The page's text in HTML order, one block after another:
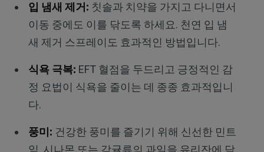
입 냄새 제거: 칫솔과 치약을 가지고 다니면서
이동 중에도 이를 닦도록 하세요. 천연 입 냄
새 제거 스프레이도 효과적인 방법입니다.
식욕 극복: EFT 혈점을 두드리고 긍정적인 감
정 요법이 식욕을 줄이는 데 종종 효과적입니
다.
풍미: 건강한 풍미를 즐기기 위해 신선한 민트
잎, 시나몬 또는 감귤류의 과일을 유리잔에 담